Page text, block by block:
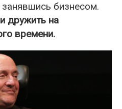
бизнесом.
дружить на
времени.